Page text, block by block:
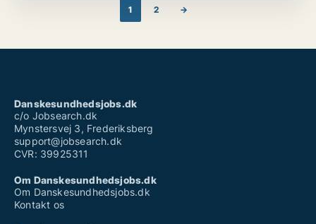
1 2 →
Danskesundhedsjobs.dk
c/o Jobsearch.dk
Mynstersvej 3, Frederiksberg
support@jobsearch.dk
CVR: 39925311
Om Danskesundhedsjobs.dk
Om Danskesundhedsjobs.dk
Kontakt os